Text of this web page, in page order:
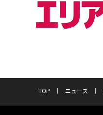
TOP ニュース